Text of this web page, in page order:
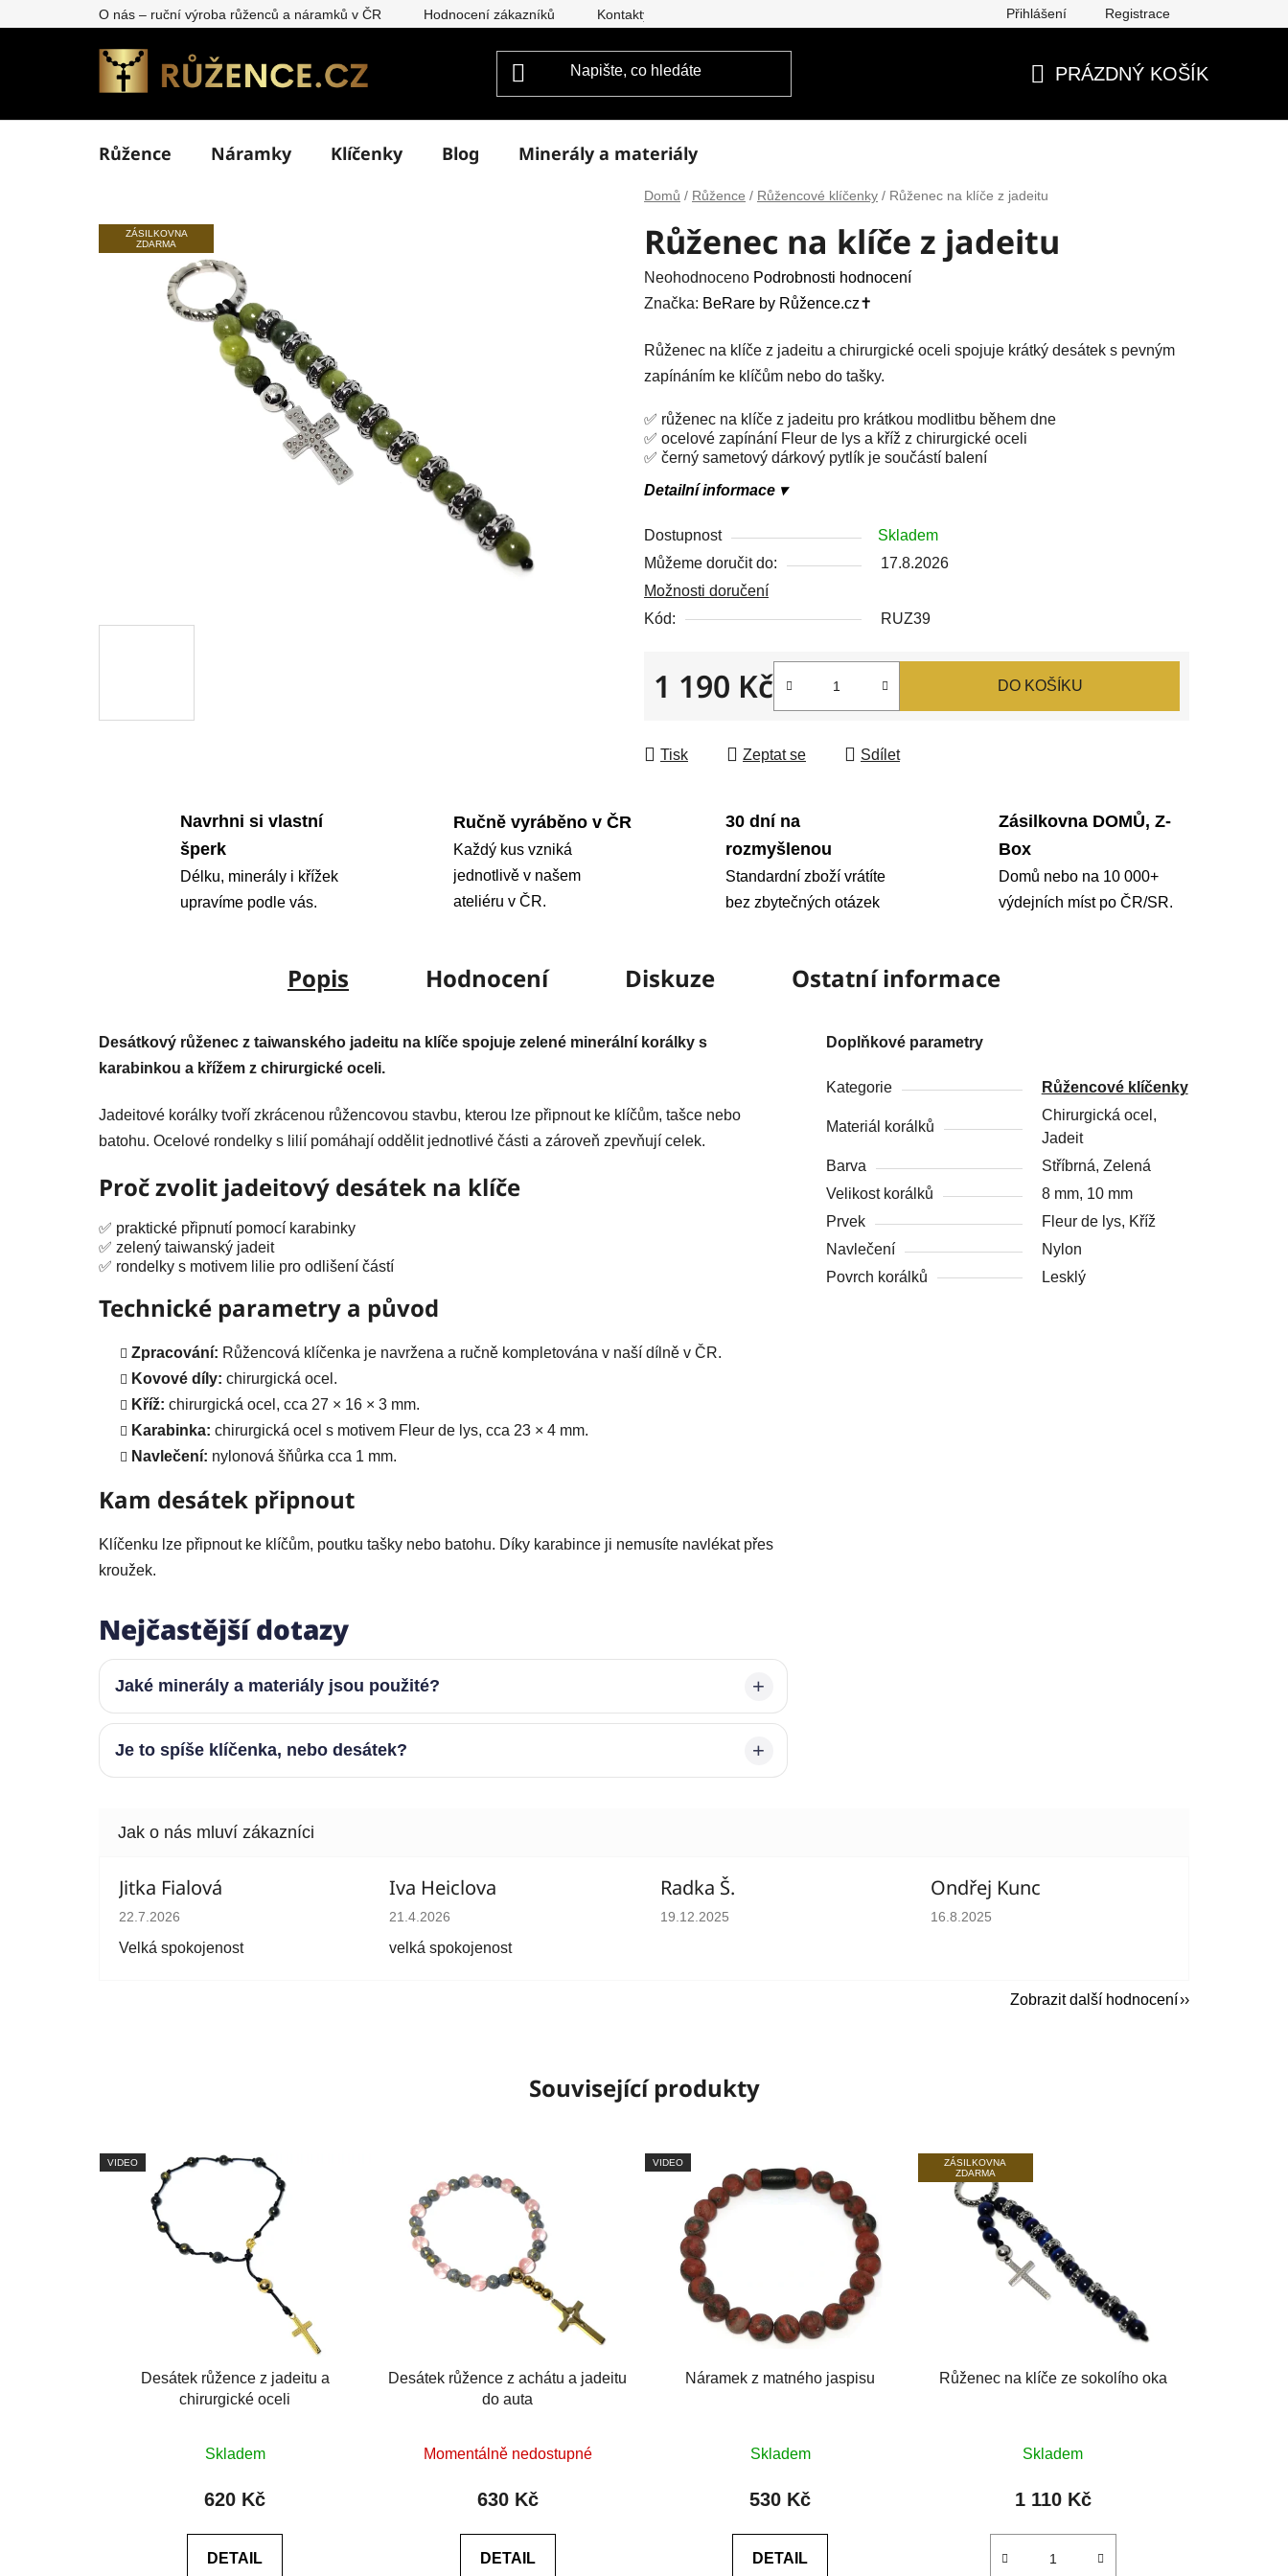
na
O nás – ruční výroba růženců a náramků v ČR Hodnocení zákazníků Kontakty Výměna, vrácení, reklamace Obchodní podmínky
Přihlášení Registrace
PRÁZDNÝ KOŠÍK
Růžence Náramky Klíčenky Blog Minerály a materiály
Domů / Růžence / Růžencové klíčenky / Růženec na klíče z jadeitu
Růženec na klíče z jadeitu
Průměrné
hodnocení
je
0,0
hvězdiček.
Neohodnoceno Podrobnosti hodnocení
Značka: BeRare by Růžence.cz✝️
Růženec na klíče z jadeitu a chirurgické oceli spojuje krátký desátek s pevným
zapínáním ke klíčům nebo do tašky.
✅ růženec na klíče z jadeitu pro krátkou modlitbu během dne
✅ ocelové zapínání Fleur de lys a kříž z chirurgické oceli
✅ černý sametový dárkový pytlík je součástí balení
Detailní informace ▾
Dostupnost
Skladem
Můžeme doručit do:
17.8.2026
Možnosti doručení
Kód:
RUZ39
1 190 Kč DO KOŠÍKU
Tisk Zeptat se Sdílet
ZÁSILKOVNA
ZDARMA
Navrhni si vlastní
šperk
Délku, minerály i křížek
upravíme podle vás.
Ručně vyráběno v ČR
Každý kus vzniká
jednotlivě v našem
ateliéru v ČR.
30 dní na
rozmyšlenou
Standardní zboží vrátíte
bez zbytečných otázek
Zásilkovna DOMŮ, Z-
Box
Domů nebo na 10 000+
výdejních míst po ČR/SR.
Popis Hodnocení Diskuze Ostatní informace
Desátkový růženec z taiwanského jadeitu na klíče spojuje zelené minerální korálky s
karabinkou a křížem z chirurgické oceli.
Jadeitové korálky tvoří zkrácenou růžencovou stavbu, kterou lze připnout ke klíčům, tašce nebo
batohu. Ocelové rondelky s lilií pomáhají oddělit jednotlivé části a zároveň zpevňují celek.
Proč zvolit jadeitový desátek na klíče
✅ praktické připnutí pomocí karabinky
✅ zelený taiwanský jadeit
✅ rondelky s motivem lilie pro odlišení částí
Technické parametry a původ
Zpracování: Růžencová klíčenka je navržena a ručně kompletována v naší dílně v ČR.
Kovové díly: chirurgická ocel.
Kříž: chirurgická ocel, cca 27 × 16 × 3 mm.
Karabinka: chirurgická ocel s motivem Fleur de lys, cca 23 × 4 mm.
Navlečení: nylonová šňůrka cca 1 mm.
Kam desátek připnout
Klíčenku lze připnout ke klíčům, poutku tašky nebo batohu. Díky karabince ji nemusíte navlékat přes
kroužek.
Nejčastější dotazy
Jaké minerály a materiály jsou použité?
Je to spíše klíčenka, nebo desátek?
Doplňkové parametry
Kategorie Růžencové klíčenky
Materiál korálků
Chirurgická ocel,
Jadeit
Barva
Stříbrná, Zelená
Velikost korálků
8 mm, 10 mm
Prvek
Fleur de lys, Kříž
Navlečení
Nylon
Povrch korálků
Lesklý
Jitka Fialová
Hodnocení obchodu je 5 z 5 hvězdiček.
22.7.2026
Velká spokojenost
Iva Heiclova
Hodnocení obchodu je 5 z 5 hvězdiček.
21.4.2026
velká spokojenost
Radka Š.
Hodnocení obchodu je 5 z 5 hvězdiček.
19.12.2025
Ondřej Kunc
Hodnocení obchodu je 5 z 5 hvězdiček.
16.8.2025
Zobrazit další hodnocení
Související produkty
VIDEO
Desátek růžence z jadeitu a
chirurgické oceli
hodnocení
produktu
z
Skladem
620 Kč
DETAIL
Desátek růžence z achátu a jadeitu
do auta
hodnocení
produktu
z
Momentálně nedostupné
630 Kč
DETAIL
VIDEO
Náramek z matného jaspisu
hodnocení
produktu
z
Skladem
530 Kč
DETAIL
ZÁSILKOVNA
ZDARMA
Růženec na klíče ze sokolího oka
Skladem
1 110 Kč